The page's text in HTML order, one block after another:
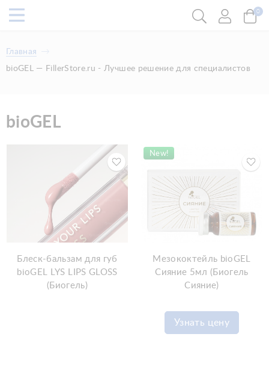
0
Главная
bioGEL — FillerStore.ru - Лучшее решение для специалистов
bioGEL
Блеск-бальзам для губ
bioGEL LYS LIPS GLOSS
(Биогель)
New!
Мезококтейль bioGEL
Сияние 5мл (Биогель
Сияние)
Узнать цену